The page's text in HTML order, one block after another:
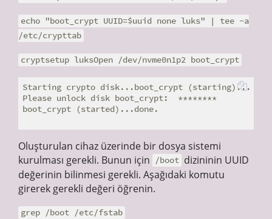
echo "boot_crypt UUID=$uuid none luks" | tee -a
/etc/crypttab
cryptsetup luksOpen /dev/nvme0n1p2 boot_crypt
Starting crypto disk...boot_crypt (starting)...
Please unlock disk boot_crypt:  ********
boot_crypt (started)...done.
Oluşturulan cihaz üzerinde bir dosya sistemi
kurulması gerekli. Bunun için
/boot dizininin UUID
değerinin bilinmesi gerekli. Aşağıdaki komutu
girerek gerekli değeri öğrenin.
grep /boot /etc/fstab